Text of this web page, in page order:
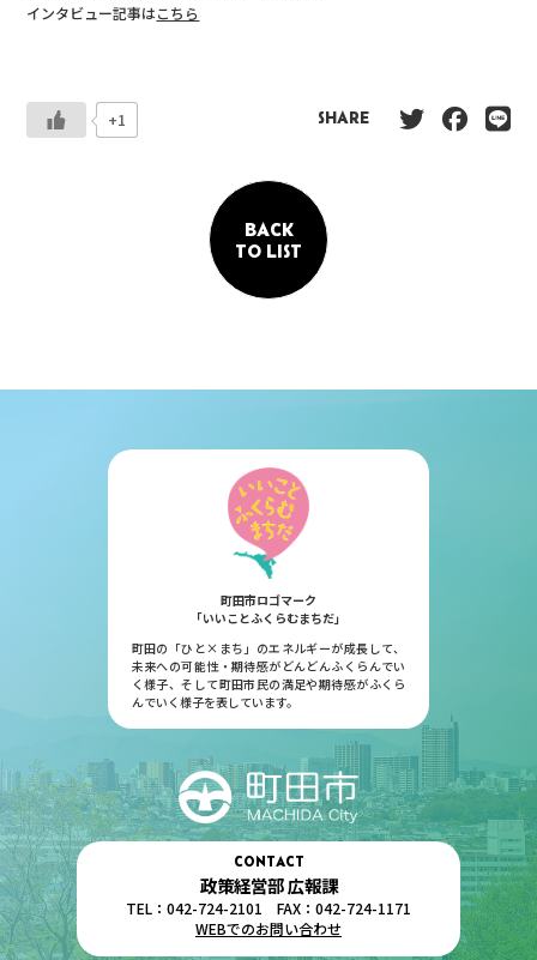
インタビュー記事はこちら
+1 SHARE
BACK
TO LIST
町田市ロゴマーク
「いいことふくらむまちだ」
町田の「ひと×まち」のエネルギーが成長して、
未来への可能性・期待感がどんどんふくらんでい
く様子、そして町田市民の満足や期待感がふくら
んでいく様子を表しています。
CONTACT
政策経営部 広報課
TEL：042-724-2101 FAX：042-724-1171
WEBでのお問い合わせ